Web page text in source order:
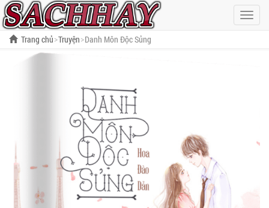
Hiện
menu
Trang chủ Truyện Danh Môn Độc Sủng